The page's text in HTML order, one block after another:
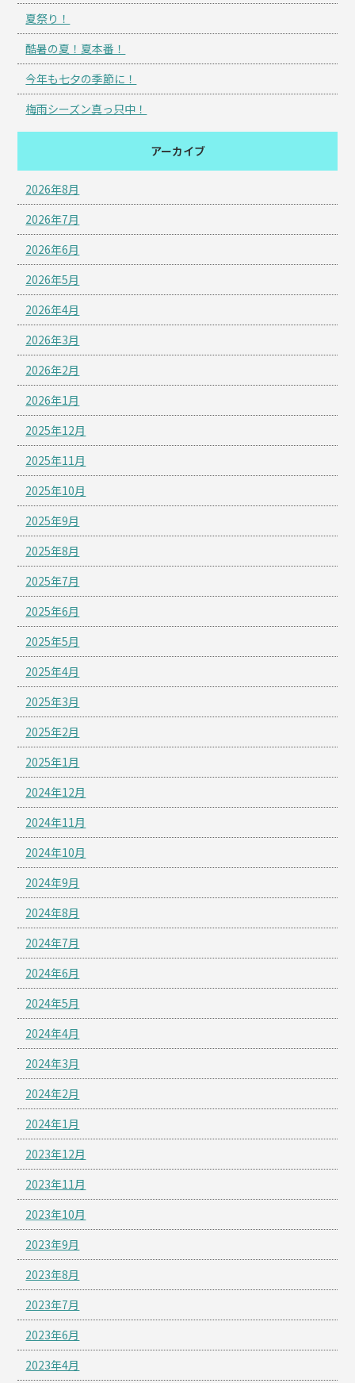
夏祭り！
酷暑の夏！夏本番！
今年も七夕の季節に！
梅雨シーズン真っ只中！
アーカイブ
2026年8月
2026年7月
2026年6月
2026年5月
2026年4月
2026年3月
2026年2月
2026年1月
2025年12月
2025年11月
2025年10月
2025年9月
2025年8月
2025年7月
2025年6月
2025年5月
2025年4月
2025年3月
2025年2月
2025年1月
2024年12月
2024年11月
2024年10月
2024年9月
2024年8月
2024年7月
2024年6月
2024年5月
2024年4月
2024年3月
2024年2月
2024年1月
2023年12月
2023年11月
2023年10月
2023年9月
2023年8月
2023年7月
2023年6月
2023年4月